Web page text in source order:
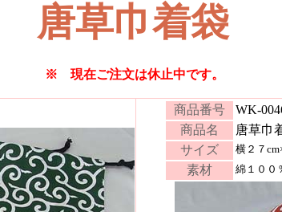
唐草巾着袋
※ 現在ご注文は休止中です。
商品番号
WK-
商品名
唐草巾
サイズ
横２７
素材 綿１００